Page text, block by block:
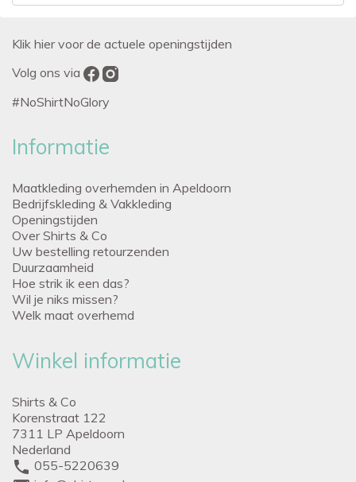
Klik hier voor de actuele openingstijden
Volg ons via
#NoShirtNoGlory
Informatie
Maatkleding overhemden in Apeldoorn
Bedrijfskleding & Vakkleding
Openingstijden
Over Shirts & Co
Uw bestelling retourzenden
Duurzaamheid
Hoe strik ik een das?
Wil je niks missen?
Welk maat overhemd
Winkel informatie
Shirts & Co
Korenstraat 122
7311 LP Apeldoorn
Nederland
phone 055-5220639